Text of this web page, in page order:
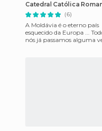
Catedral Católica
(6)
A Moldávia é o eterno país
esquecido da Europa ...
nós já passamos alguma